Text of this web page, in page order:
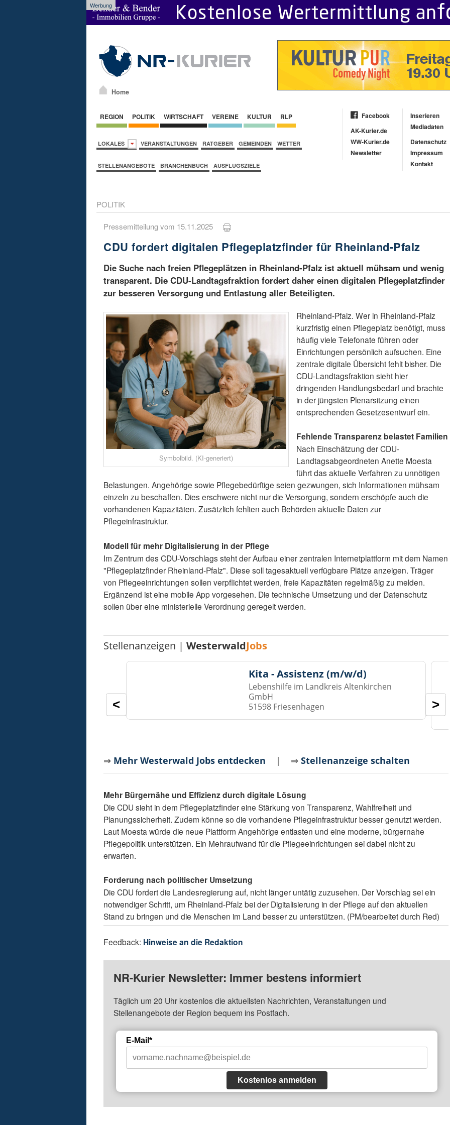
Werbung
Home
REGION POLITIK WIRTSCHAFT VEREINE KULTUR RLP
LOKALES VERANSTALTUNGEN RATGEBER GEMEINDEN WETTER
STELLENANGEBOTE BRANCHENBUCH AUSFLUGSZIELE
Facebook
AK-Kurier.de
WW-Kurier.de
Newsletter
Inserieren
Mediadaten
Datenschutz
Impressum
Kontakt
POLITIK
Pressemitteilung vom 15.11.2025
CDU fordert digitalen Pflegeplatzfinder für Rheinland-Pfalz
Die Suche nach freien Pflegeplätzen in Rheinland-Pfalz ist aktuell mühsam und wenig
transparent. Die CDU-Landtagsfraktion fordert daher einen digitalen Pflegeplatzfinder
zur besseren Versorgung und Entlastung aller Beteiligten.
Symbolbild. (KI-generiert)
Rheinland-Pfalz. Wer in Rheinland-Pfalz
kurzfristig einen Pflegeplatz benötigt, muss
häufig viele Telefonate führen oder
Einrichtungen persönlich aufsuchen. Eine
zentrale digitale Übersicht fehlt bisher. Die
CDU-Landtagsfraktion sieht hier
dringenden Handlungsbedarf und brachte
in der jüngsten Plenarsitzung einen
entsprechenden Gesetzesentwurf ein.
Fehlende Transparenz belastet Familien
Nach Einschätzung der CDU-
Landtagsabgeordneten Anette Moesta
führt das aktuelle Verfahren zu unnötigen
Belastungen. Angehörige sowie Pflegebedürftige seien gezwungen, sich Informationen mühsam
einzeln zu beschaffen. Dies erschwere nicht nur die Versorgung, sondern erschöpfe auch die
vorhandenen Kapazitäten. Zusätzlich fehlten auch Behörden aktuelle Daten zur
Pflegeinfrastruktur.
Modell für mehr Digitalisierung in der Pflege
Im Zentrum des CDU-Vorschlags steht der Aufbau einer zentralen Internetplattform mit dem Namen
"Pflegeplatzfinder Rheinland-Pfalz". Diese soll tagesaktuell verfügbare Plätze anzeigen. Träger
von Pflegeeinrichtungen sollen verpflichtet werden, freie Kapazitäten regelmäßig zu melden.
Ergänzend ist eine mobile App vorgesehen. Die technische Umsetzung und der Datenschutz
sollen über eine ministerielle Verordnung geregelt werden.
Stellenanzeigen |WesterwaldJobs
Kita - Assistenz (m/w/d)
Lebenshilfe im Landkreis Altenkirchen
GmbH
51598 Friesenhagen
< >
⇒ Mehr Westerwald Jobs entdecken | ⇒Stellenanzeige schalten
Mehr Bürgernähe und Effizienz durch digitale Lösung
Die CDU sieht in dem Pflegeplatzfinder eine Stärkung von Transparenz, Wahlfreiheit und
Planungssicherheit. Zudem könne so die vorhandene Pflegeinfrastruktur besser genutzt werden.
Laut Moesta würde die neue Plattform Angehörige entlasten und eine moderne, bürgernahe
Pflegepolitik unterstützen. Ein Mehraufwand für die Pflegeeinrichtungen sei dabei nicht zu
erwarten.
Forderung nach politischer Umsetzung
Die CDU fordert die Landesregierung auf, nicht länger untätig zuzusehen. Der Vorschlag sei ein
notwendiger Schritt, um Rheinland-Pfalz bei der Digitalisierung in der Pflege auf den aktuellen
Stand zu bringen und die Menschen im Land besser zu unterstützen. (PM/bearbeitet durch Red)
Feedback: Hinweise an die Redaktion
NR-Kurier Newsletter: Immer bestens informiert
Täglich um 20 Uhr kostenlos die aktuellsten Nachrichten, Veranstaltungen und
Stellenangebote der Region bequem ins Postfach.
E-Mail*
Kostenlos anmelden